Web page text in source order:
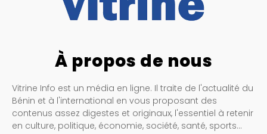
À propos de nous
Vitrine Info est un média en ligne. Il traite de l'actualité du
Bénin et à l'international en vous proposant des
contenus assez digestes et originaux, l'essentiel à retenir
en culture, politique, économie, société, santé, sports…